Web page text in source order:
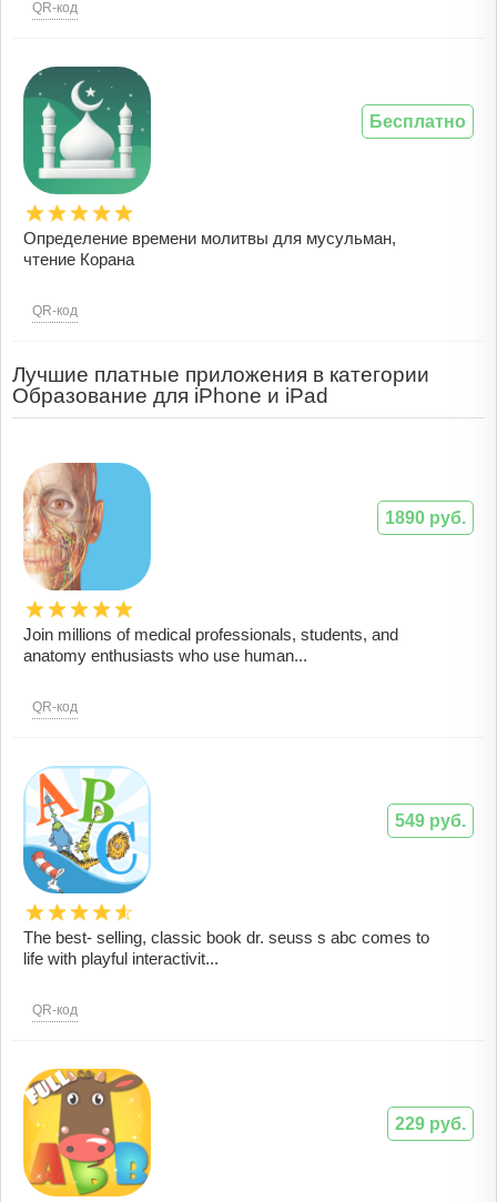
QR-код
Определение времени молитвы для мусульман,
чтение Корана
QR-код
Бесплатно
Лучшие платные приложения в категории
Образование для iPhone и iPad
Join millions of medical professionals, students, and
anatomy enthusiasts who use human...
QR-код
1890 руб.
The best- selling, classic book dr. seuss s abc comes to
life with playful interactivit...
QR-код
549 руб.
229 руб.